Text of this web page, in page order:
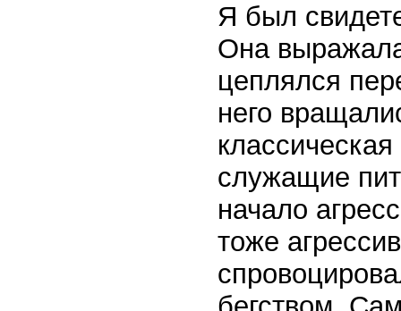
Я был
Она
цеплялся
него
служащие
начало
тоже